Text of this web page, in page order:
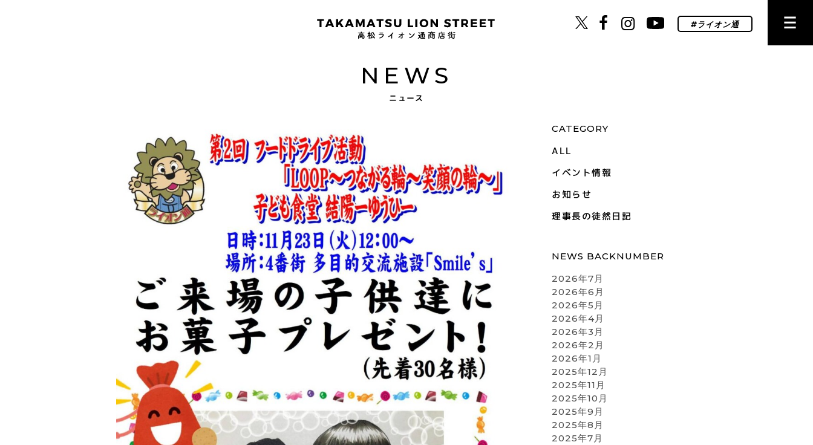
NEWS
ニュース
CATEGORY
ALL
イベント情報
お知らせ
理事長の徒然日記
NEWS BACKNUMBER
2026年7月
2026年6月
2026年5月
2026年4月
2026年3月
2026年2月
2026年1月
2025年12月
2025年11月
2025年10月
2025年9月
2025年8月
2025年7月